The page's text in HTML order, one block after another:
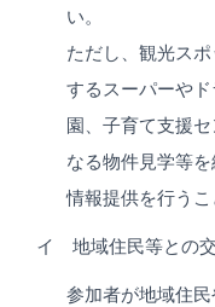
い。
ただし、観光ス
するスーパーや
園、子育て支援
なる物件見学等
情報提供を行うこ
イ 地域住民等との
参加者が地域住